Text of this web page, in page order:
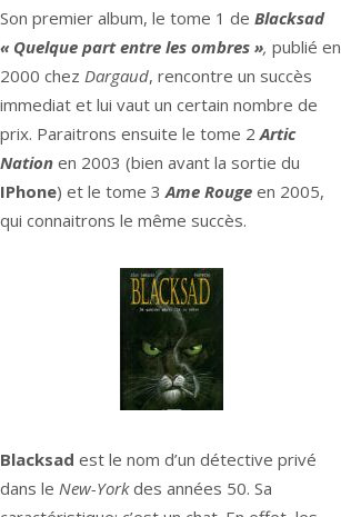
Son premier album, le tome 1 de Blacksad
« Quelque part entre les ombres », publié en
2000 chez Dargaud, rencontre un succès
immediat et lui vaut un certain nombre de
prix. Paraitrons ensuite le tome 2 Artic
Nation en 2003 (bien avant la sortie du
IPhone) et le tome 3 Ame Rouge en 2005,
qui connaitrons le même succès.
Blacksad est le nom d’un détective privé
dans le New-Yorkdes années 50. Sa